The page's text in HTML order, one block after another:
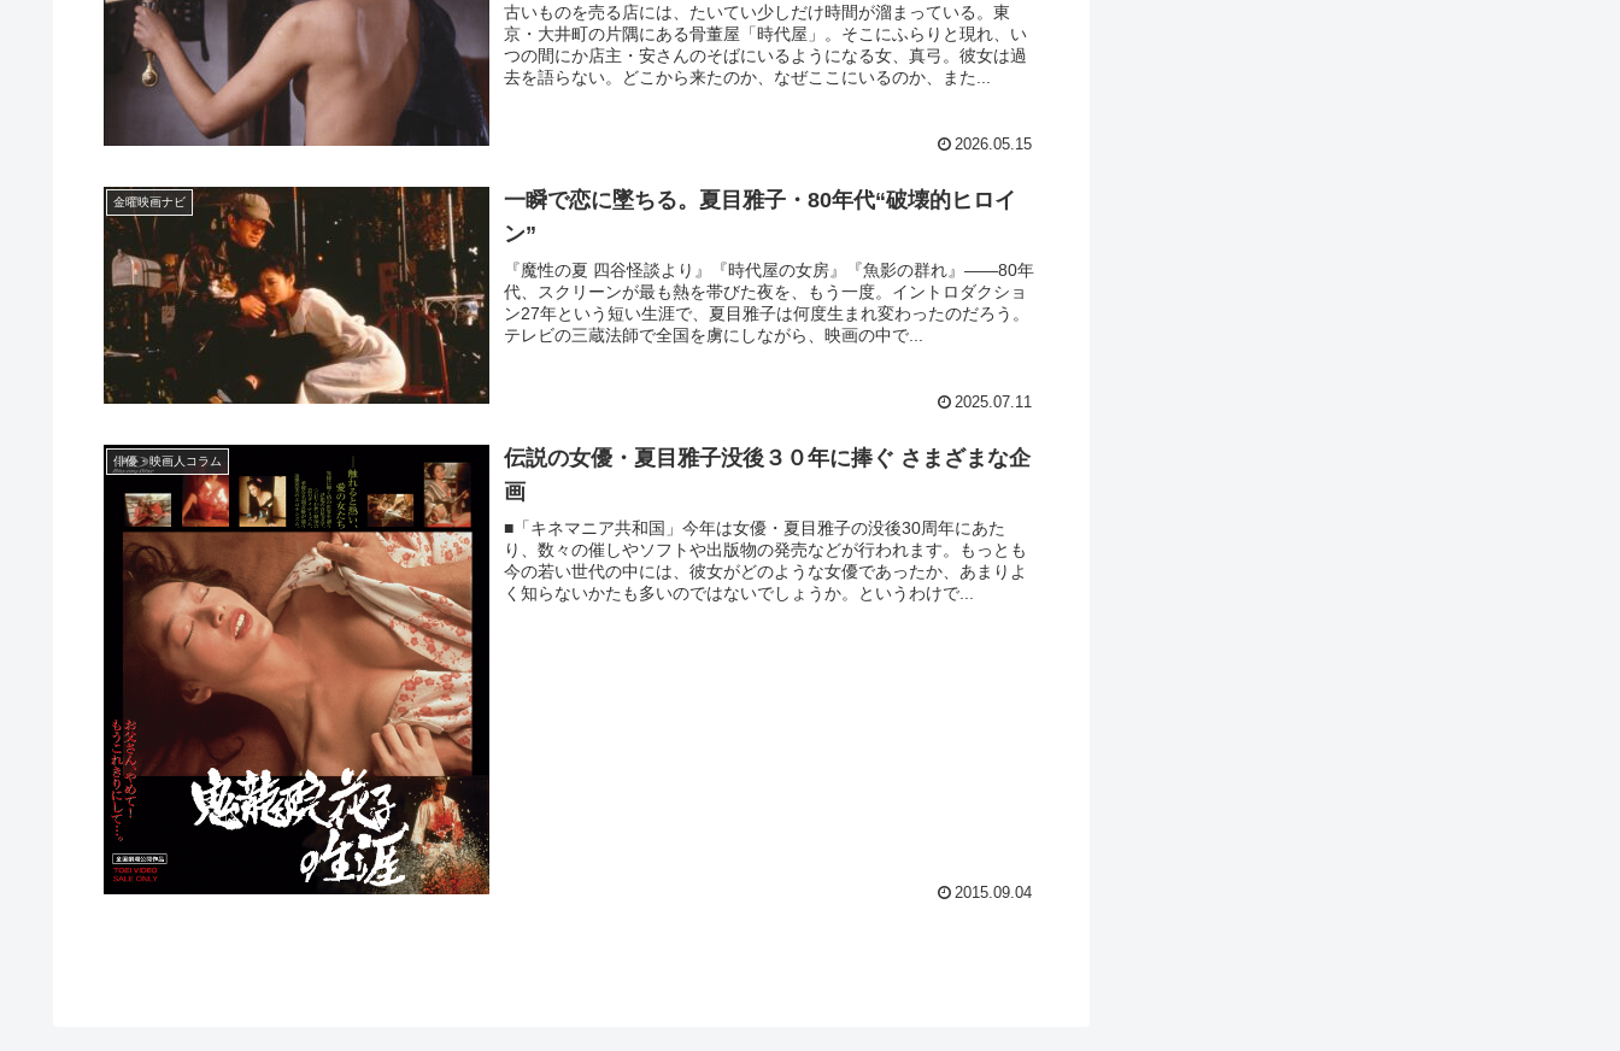
古いものを売る店には、たいてい少しだけ時間が溜まっている。東
京・大井町の片隅にある骨董屋「時代屋」。そこにふらりと現れ、い
つの間にか店主・安さんのそばにいるようになる女、真弓。彼女は過
去を語らない。どこから来たのか、なぜここにいるのか、また...
2026.05.15
金曜映画ナビ
一瞬で恋に墜ちる。夏目雅子・80年代“破壊的ヒロイ
ン”
『魔性の夏 四谷怪談より』『時代屋の女房』『魚影の群れ』――80年
代、スクリーンが最も熱を帯びた夜を、もう一度。イントロダクショ
ン27年という短い生涯で、夏目雅子は何度生まれ変わったのだろう。
テレビの三蔵法師で全国を虜にしながら、映画の中で...
2025.07.11
俳優・映画人コラム
伝説の女優・夏目雅子没後３０年に捧ぐ さまざまな企
画
■「キネマニア共和国」今年は女優・夏目雅子の没後30周年にあた
り、数々の催しやソフトや出版物の発売などが行われます。もっとも
今の若い世代の中には、彼女がどのような女優であったか、あまりよ
く知らないかたも多いのではないでしょうか。というわけで...
2015.09.04